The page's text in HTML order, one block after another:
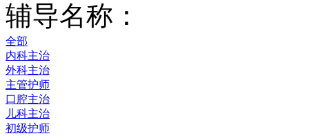
辅导名称：
全部
内科主治
外科主治
主管护师
口腔主治
儿科主治
初级护师